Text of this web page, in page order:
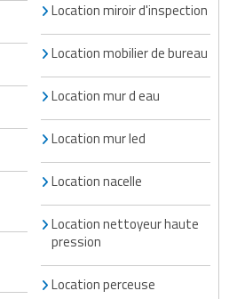
Location miroir d'inspection
Location mobilier de bureau
Location mur d eau
Location mur led
Location nacelle
Location nettoyeur haute
pression
Location perceuse